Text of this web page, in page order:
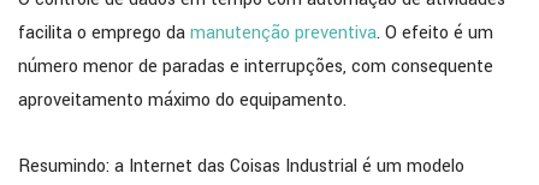
facilita o emprego damanutenção preventiva. O efeito é um
número menor de paradas e interrupções, com consequente
aproveitamento máximo do equipamento.
Resumindo: a Internet das Coisas Industrial é um modelo